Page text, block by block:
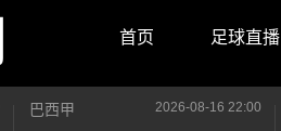
首页 足球直播
巴西甲 2026-08-16 22:00